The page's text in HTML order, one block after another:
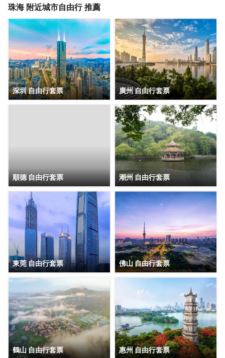
保賓客能夠享受到賓至如歸的居住體驗。 喜悅餐廳位於6
本地特色菜，展現 珠海飲食文化。此外，每個房間都配備有
洗衣機，賓客在忙碌之餘也能輕鬆打理日常衣物。位於 6 層
的健身房房配備有跑步機、橢圓機、動感單車等高端健身器
材，即便身處旅途，也能輕鬆延續鍛鍊習慣。 鉑頓國際公寓
是東呈集團旗下中高端服務式公寓品牌，以“傾注匠心，融入
當地”為品牌理念，融合現代生活方式和行為，旨在為商旅人
士提供舒適住宿、尊貴服務和非凡體驗的現代化理想居庭。
珠海 附近城市自由行 推薦
深圳 自由行套票 廣州 自由行套票
順德 自由行套票 潮州 自由行套票
東莞 自由行套票 佛山 自由行套票
鶴山 自由行套票 惠州 自由行套票